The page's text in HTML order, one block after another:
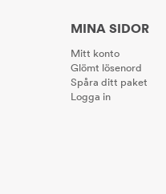
MINA SIDOR
Mitt konto
Glömt lösenord
Spåra ditt paket
Logga in